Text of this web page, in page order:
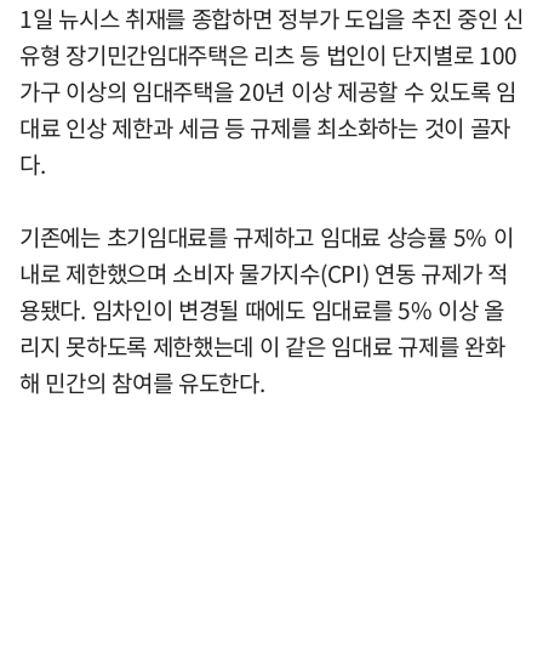
1일 뉴시스 취재를 종합하면 정부가 도입을 추진 중인 신
유형 장기민간임대주택은 리츠 등 법인이 단지별로 100
가구 이상의 임대주택을 20년 이상 제공할 수 있도록 임
대료 인상 제한과 세금 등 규제를 최소화하는 것이 골자
다.
기존에는 초기임대료를 규제하고 임대료 상승률 5% 이
내로 제한했으며 소비자 물가지수(CPI) 연동 규제가 적
용됐다. 임차인이 변경될 때에도 임대료를 5% 이상 올
리지 못하도록 제한했는데 이 같은 임대료 규제를 완화
해 민간의 참여를 유도한다.